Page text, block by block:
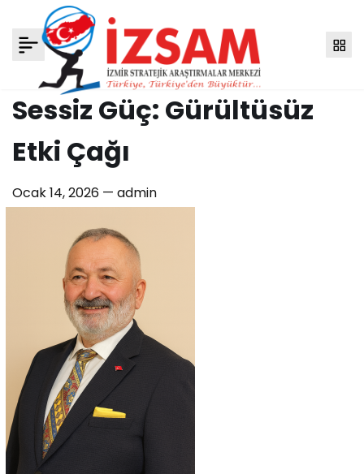
Sessiz Güç: Gürültüsüz
Etki Çağı
Ocak 14, 2026 — admin